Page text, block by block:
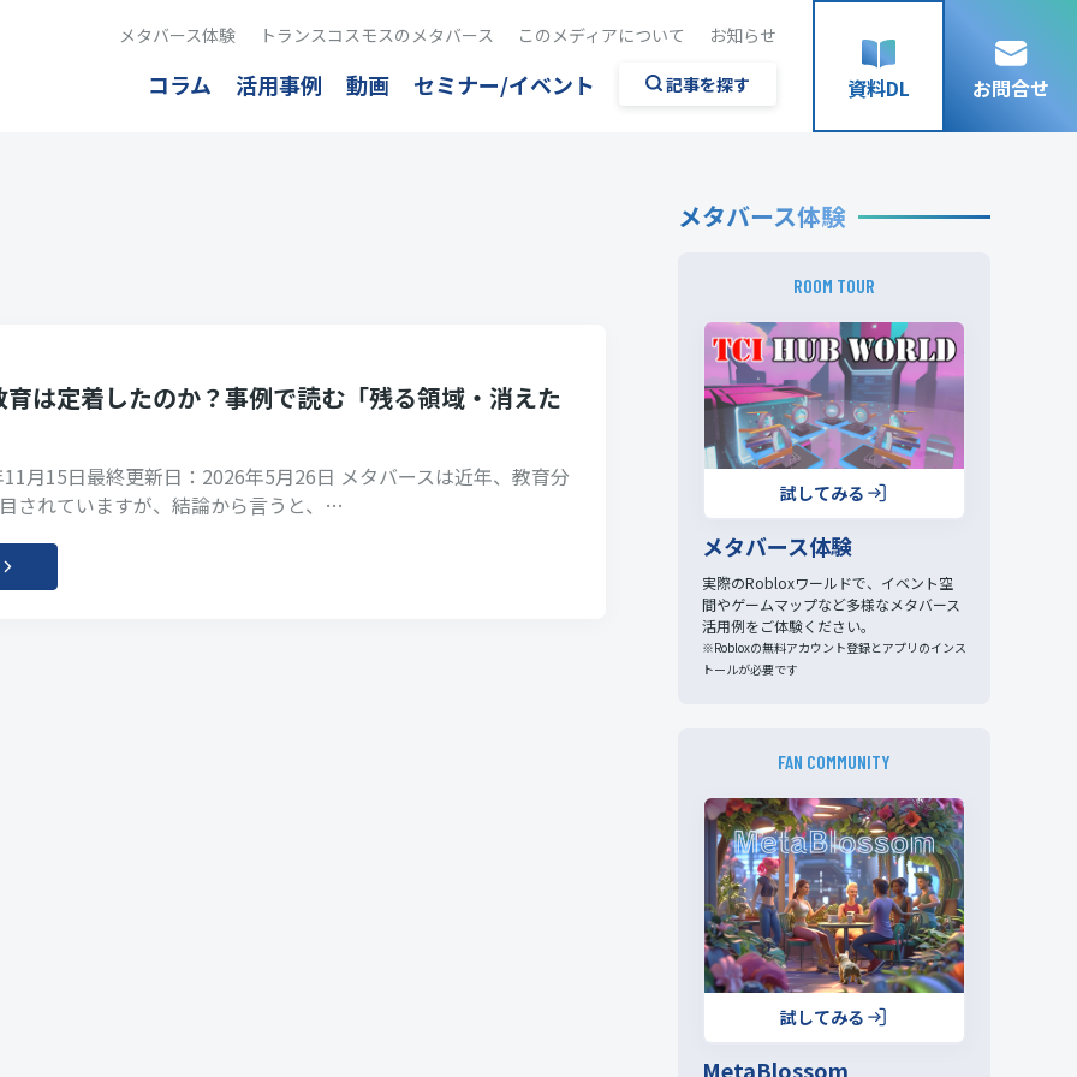
メタバース体験 トランスコスモスのメタバース このメディアについて お知らせ
コラム 活用事例 動画 セミナー/イベント 記事を探す 資料DL お問合せ
育は定着したのか？事例で読む「残る領域・消えた
月15日最終更新日：2026年5月26日 メタバースは近年、教育分
されていますが、結論から言うと、…
メタバース体験
ROOM TOUR
試してみる
メタバース体験
実際のRobloxワールドで、イベント空
間やゲームマップなど多様なメタバース
活用例をご体験ください。
※Robloxの無料アカウント登録とアプリのインス
トールが必要です
FAN COMMUNITY
試してみる
MetaBlossom